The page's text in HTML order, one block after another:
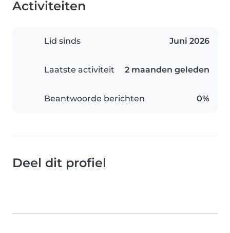
Activiteiten
Lid sinds Juni 2026
Laatste activiteit 2 maanden geleden
Beantwoorde berichten 0%
Deel dit profiel